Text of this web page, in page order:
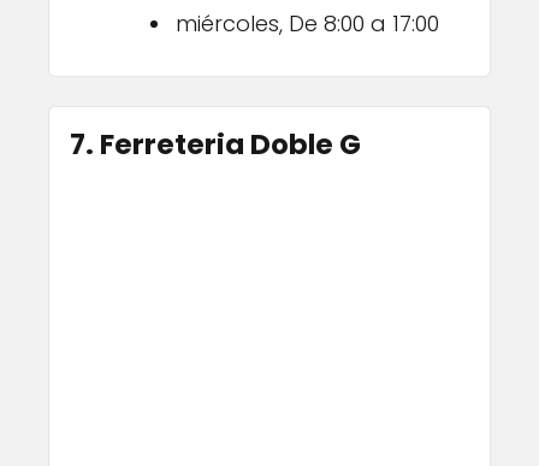
miércoles, De 8:00 a 17:00
7. Ferreteria Doble G